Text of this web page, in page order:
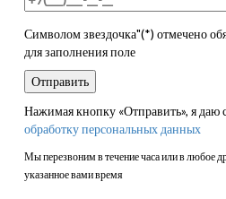
Символом звездочка"(*) отмечено
для заполнения поле
Нажимая кнопку «Отправить», я даю
обработку персональных данных
Мы перезвоним в течение часа или в любое
указанное вами время